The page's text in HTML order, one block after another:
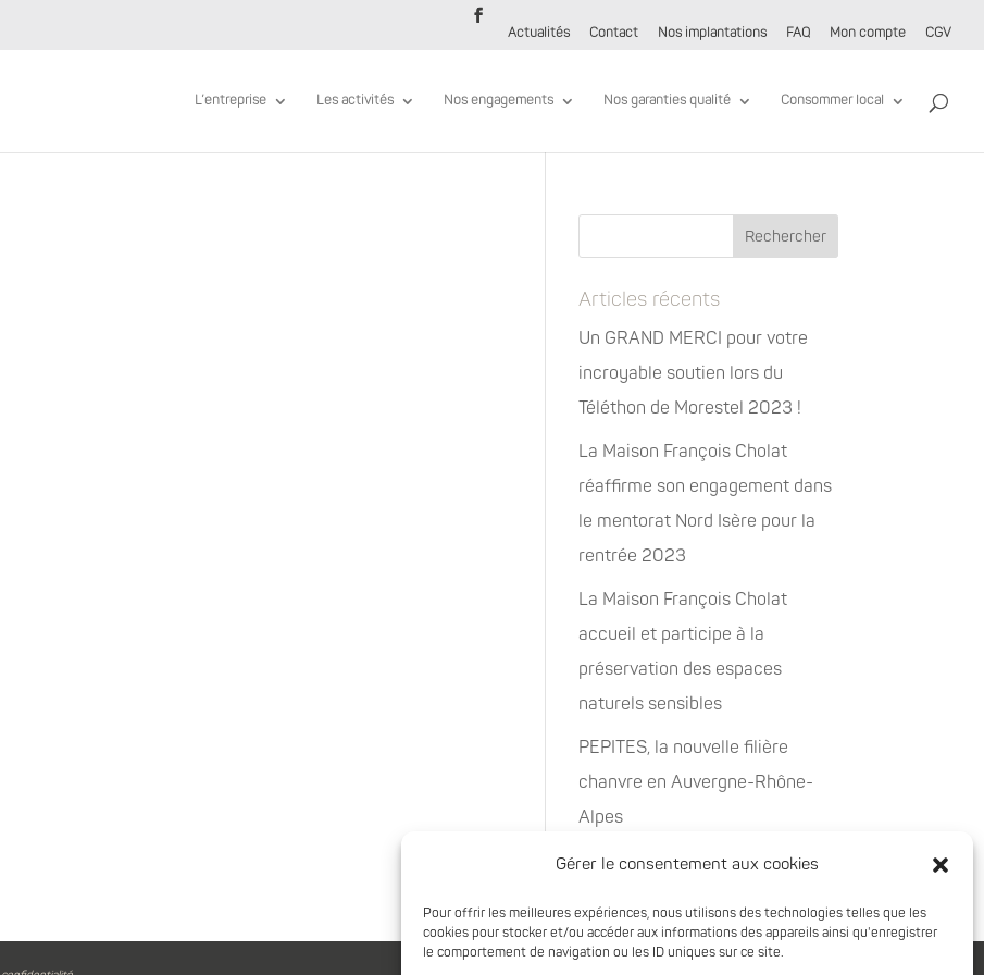
Gérer le consentement aux cookies
Pour offrir les meilleures expériences, nous utilisons des technologies telles que les
cookies pour stocker et/ou accéder aux informations des appareils ainsi qu'enregistrer
le comportement de navigation ou les ID uniques sur ce site.
Actualités Contact Nos implantations FAQ Mon compte CGV
L’entreprise Les activités Nos engagements Nos garanties qualité Consommer local
Articles récents
Un GRAND MERCI pour votre
incroyable soutien lors du
Téléthon de Morestel 2023 !
La Maison François Cholat
réaffirme son engagement dans
le mentorat Nord Isère pour la
rentrée 2023
La Maison François Cholat
accueil et participe à la
préservation des espaces
naturels sensibles
PEPITES, la nouvelle filière
chanvre en Auvergne-Rhône-
Alpes
Rachat de 5 sites à Oxyane